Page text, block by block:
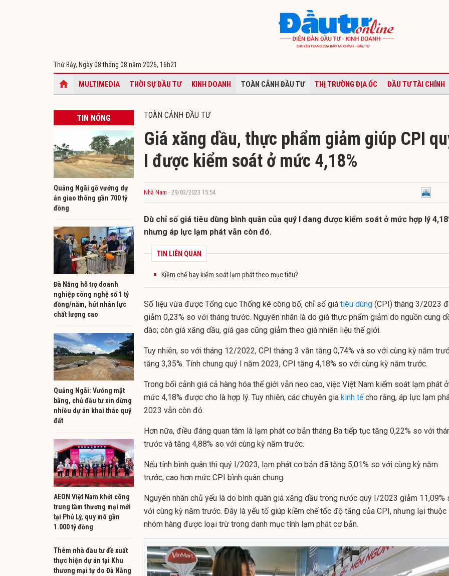
Thứ Bảy, Ngày 08 tháng 08 năm 2026, 16h21
MULTIMEDIA THỜI SỰ ĐẦU TƯ KINH DOANH TOÀN CẢNH ĐẦU TƯ THỊ TRƯỜNG ĐỊA ỐC ĐẦU TƯ TÀI CHÍNH
TIN NÓNG
Quảng Ngãi gỡ vướng dự
án giao thông gần 700 tỷ
đồng
Đà Nẵng hỗ trợ doanh
nghiệp công nghệ số 1 tỷ
đồng/năm, hút nhân lực
chất lượng cao
Quảng Ngãi: Vướng mặt
bằng, chủ đầu tư xin dừng
nhiều dự án khai thác quỹ
đất
AEON Việt Nam khởi công
trung tâm thương mại mới
tại Phủ Lý, quy mô gần
1.000 tỷ đồng
Thêm nhà đầu tư đề xuất
thực hiện dự án tại Khu
thương mại tự do Đà Nẵng
TOÀN CẢNH ĐẦU TƯ
Giá xăng dầu, thực phẩm giảm giúp CPI
I được kiểm soát ở mức 4,18%
Nhã Nam - 29/03/2023 15:54
Dù chỉ số giá tiêu dùng bình quân của quý I đang được kiểm soát ở mức hợp lý
nhưng áp lực lạm phát vẫn còn đó.
TIN LIÊN QUAN
Kiềm chế hay kiểm soát lạm phát theo mục tiêu?
Số liệu vừa được Tổng cục Thống kê công bố, chỉ số giá tiêu dùng (CPI) tháng 3/2023
giảm 0,23% so với tháng trước. Nguyên nhân là do giá thực phẩm giảm do nguồn cung
dào; còn giá xăng dầu, giá gas cũng giảm theo giá nhiên liệu thế giới.
Tuy nhiên, so với tháng 12/2022, CPI tháng 3 vẫn tăng 0,74% và so với cùng kỳ năm
tăng 3,35%. Tính chung quý I năm 2023, CPI tăng 4,18% so với cùng kỳ năm trước.
Trong bối cảnh giá cả hàng hóa thế giới vẫn neo cao, việc Việt Nam kiểm soát lạm phát ở
mức 4,18% được cho là hợp lý. Tuy nhiên, các chuyên gia kinh tếcho rằng, áp lực lạm
2023 vẫn còn đó.
Hơn nữa, điều đáng quan tâm là lạm phát cơ bản tháng Ba tiếp tục tăng 0,22% so với
trước và tăng 4,88% so với cùng kỳ năm trước.
Nếu tính bình quân thì quý I/2023, lạm phát cơ bản đã tăng 5,01% so với cùng kỳ năm
trước, cao hơn mức CPI bình quân chung.
Nguyên nhân chủ yếu là do bình quân giá xăng dầu trong nước quý I/2023 giảm 11,09%
với cùng kỳ năm trước. Đây là yếu tố giúp kiềm chế tốc độ tăng của CPI, nhưng lại thuộc
nhóm hàng được loại trừ trong danh mục tính lạm phát cơ bản.